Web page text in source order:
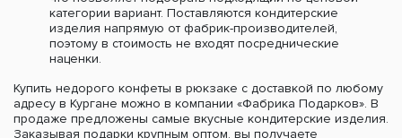
категории вариант. Поставляются кондитерские
изделия напрямую от фабрик-производителей,
поэтому в стоимость не входят посреднические
наценки.
Купить недорого конфеты в рюкзаке с доставкой по любому
адресу в Кургане можно в компании «Фабрика Подарков». В
продаже предложены самые вкусные кондитерские изделия.
Заказывая подарки крупным оптом, вы получаете